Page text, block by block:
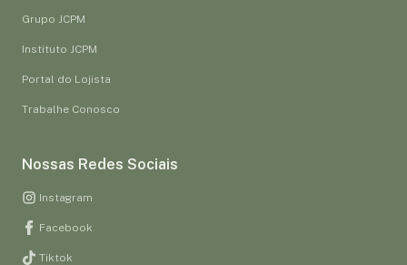
Grupo JCPM
Instituto JCPM
Portal do Lojista
Trabalhe Conosco
Nossas Redes Sociais
Instagram
Facebook
Tiktok